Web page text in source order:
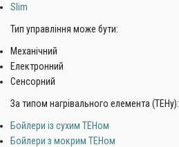
Slim
Тип управління може бути:
Механічний
Електронний
Сенсорний
За типом нагрівального елемента (ТЕНу):
Бойлери із сухим ТЕНом
Бойлери з мокрим ТЕНом